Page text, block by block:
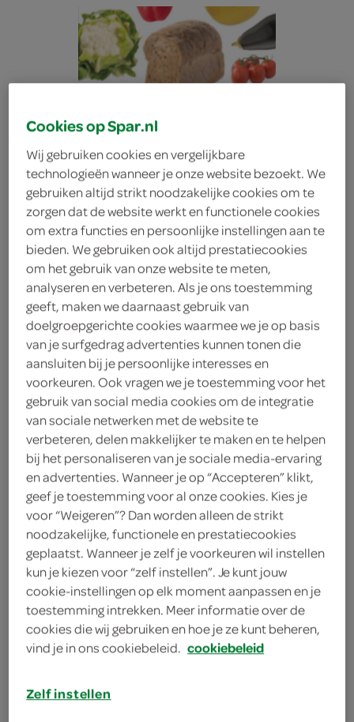
Spar Brie Bieslook
Spar
3.
49
180 Gram
Let op: aanbiedingen zijn niet zichtbaar bij de
producten, maar worden wél automatisch
verwerkt in de winkelmand.
Cookies op Spar.nl
Wij gebruiken cookies en vergelijkbare
technologieën wanneer je onze website bezoekt. We
gebruiken altijd strikt noodzakelijke cookies om te
zorgen dat de website werkt en functionele cookies
om extra functies en persoonlijke instellingen aan te
bieden. We gebruiken ook altijd prestatiecookies
om het gebruik van onze website te meten,
analyseren en verbeteren. Als je ons toestemming
geeft, maken we daarnaast gebruik van
doelgroepgerichte cookies waarmee we je op basis
van je surfgedrag advertenties kunnen tonen die
aansluiten bij je persoonlijke interesses en
voorkeuren. Ook vragen we je toestemming voor het
gebruik van social media cookies om de integratie
van sociale netwerken met de website te
verbeteren, delen makkelijker te maken en te helpen
bij het personaliseren van je sociale media-ervaring
en advertenties. Wanneer je op “Accepteren” klikt,
geef je toestemming voor al onze cookies. Kies je
voor “Weigeren”? Dan worden alleen de strikt
noodzakelijke, functionele en prestatiecookies
geplaatst. Wanneer je zelf je voorkeuren wil instellen
kun je kiezen voor “zelf instellen”. Je kunt jouw
cookie-instellingen op elk moment aanpassen en je
toestemming intrekken. Meer informatie over de
cookies die wij gebruiken en hoe je ze kunt beheren,
vind je in ons cookiebeleid. cookiebeleid
Zelf instellen